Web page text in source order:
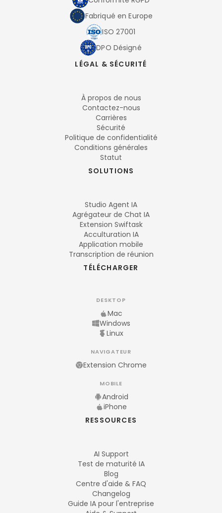
Fabriqué en Europe
ISO 27001
DPO Désigné
LÉGAL & SÉCURITÉ
À propos de nous
Contactez-nous
Carrières
Sécurité
Politique de confidentialité
Conditions générales
Statut
SOLUTIONS
Studio Agent IA
Agrégateur de Chat IA
Extension Swiftask
Acculturation IA
Application mobile
Transcription de réunion
TÉLÉCHARGER
DESKTOP
Mac
Windows
Linux
NAVIGATEUR
Extension Chrome
MOBILE
Android
iPhone
RESSOURCES
AI Support
Test de maturité IA
Blog
Centre d'aide & FAQ
Changelog
Guide IA pour l'entreprise